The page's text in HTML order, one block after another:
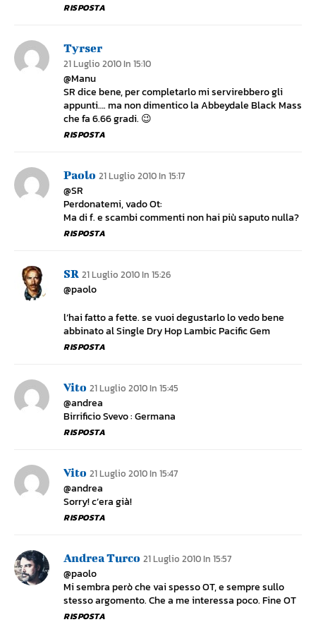
RISPOSTA
Tyrser
21 Luglio 2010 In 15:10
@Manu
SR dice bene, per completarlo mi servirebbero gli
appunti…. ma non dimentico la Abbeydale Black Mass
che fa 6.66 gradi. 😉
RISPOSTA
Paolo 21 Luglio 2010 In 15:17
@SR
Perdonatemi, vado Ot:
Ma di f. e scambi commenti non hai più saputo nulla?
RISPOSTA
SR 21 Luglio 2010 In 15:26
@paolo
l’hai fatto a fette. se vuoi degustarlo lo vedo bene
abbinato al Single Dry Hop Lambic Pacific Gem
RISPOSTA
Vito 21 Luglio 2010 In 15:45
@andrea
Birrificio Svevo : Germana
RISPOSTA
Vito 21 Luglio 2010 In 15:47
@andrea
Sorry! c’era già!
RISPOSTA
Andrea Turco 21 Luglio 2010 In 15:57
@paolo
Mi sembra però che vai spesso OT, e sempre sullo
stesso argomento. Che a me interessa poco. Fine OT
RISPOSTA